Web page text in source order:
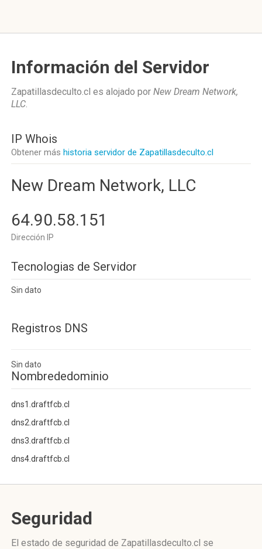
Información del Servidor
Zapatillasdeculto.cl es alojado por New Dream Network,
LLC.
IP Whois
Obtener más historia servidor de Zapatillasdeculto.cl
New Dream Network, LLC
64.90.58.151
Dirección IP
Tecnologias de Servidor
Sin dato
Registros DNS
Sin dato
Nombrededominio
dns1.draftfcb.cl
dns2.draftfcb.cl
dns3.draftfcb.cl
dns4.draftfcb.cl
Seguridad
El estado de seguridad de Zapatillasdeculto.cl se